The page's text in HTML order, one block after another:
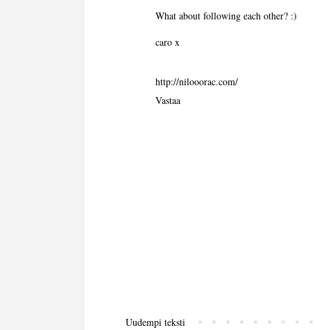
What about following each other? :)
caro x
http://nilooorac.com/
Vastaa
Uudempi teksti